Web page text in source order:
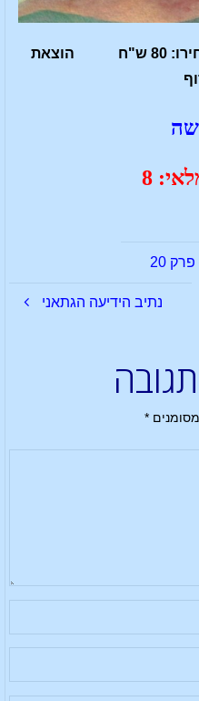
מכיל 128 עמודים מחירו: 80 ש"ח הוצאת
8
נתיב הידיעה הגתאני
*